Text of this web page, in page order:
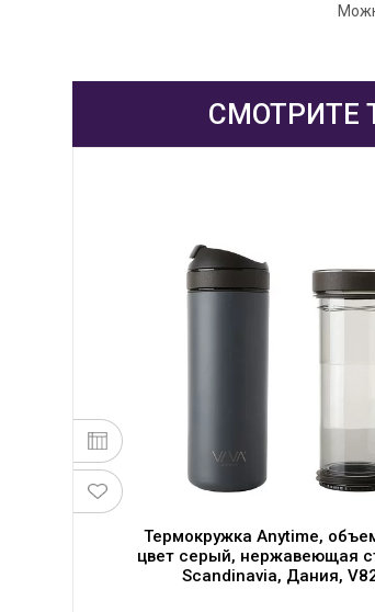
СМОТРИТЕ
Термокружка Anytime,
цвет серый, нержавеющая
Scandinavia, Дания,